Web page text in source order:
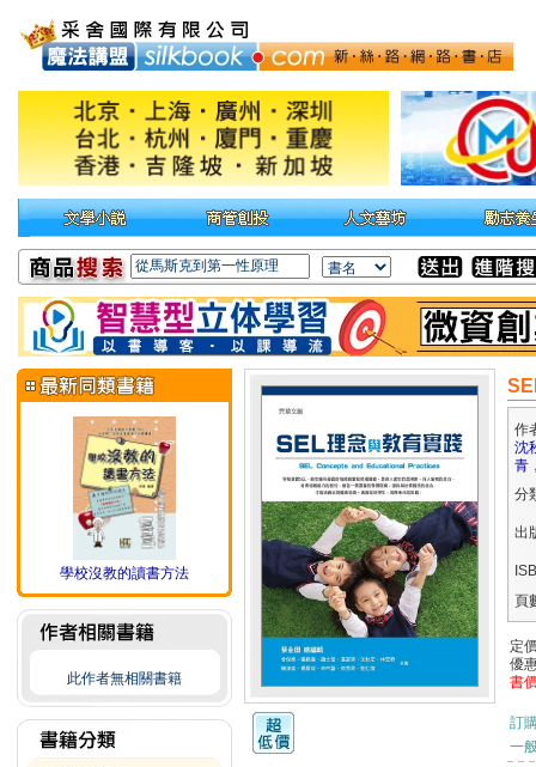
學校沒教的讀書方法
此作者無相關書籍
作
沈
青
分
出
頁
定
優
書
訂
一